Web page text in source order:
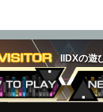
IIDXの遊